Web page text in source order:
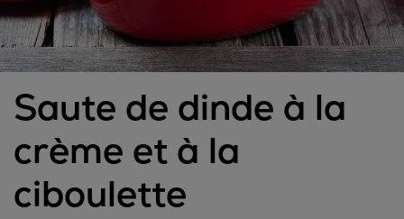
Saute de dinde à la
crème et à la
ciboulette